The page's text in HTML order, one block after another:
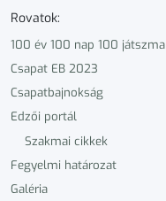
Rovatok:
100 év 100 nap 100 játszma
Csapat EB 2023
Csapatbajnokság
Edzői portál
Szakmai cikkek
Fegyelmi határozat
Galéria